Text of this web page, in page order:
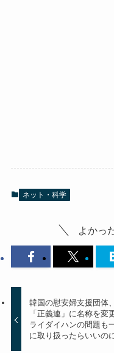
ネット・科学
よかっ
韓国の慰安婦支援団体、
「正義連」に名称を変
ライダイハンの問題も
に取り扱ったらいいのに